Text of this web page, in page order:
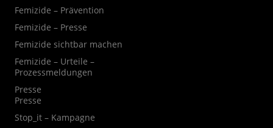
Femizide – Prävention
Femizide – Presse
Femizide sichtbar machen
Femizide – Urteile –
Prozessmeldungen
Presse
Presse
Stop_it – Kampagne